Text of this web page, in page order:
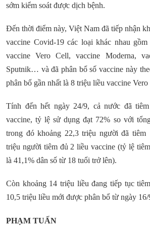
sớm kiểm soát được dịch bệnh.
Đến thời điểm này, Việt Nam đã tiếp nhận
vaccine Covid-19 các loại khác nhau gồm
vaccine Vero Cell, vaccine Moderna,
Sputnik… và đã phân bổ số vaccine này
phân bổ gần nhất là 8 triệu liều vaccine
Tính đến hết ngày 24/9, cả nước đã
vaccine, tỷ lệ sử dụng đạt 72% so với
trong đó khoảng 22,3 triệu người đã tiêm
triệu người tiêm đủ 2 liều vaccine (tỷ lệ
là 41,1% dân số từ 18 tuổi trở lên).
Còn khoảng 14 triệu liều đang tiếp tục
10,5 triệu liều mới được phân bổ từ ngày 16/
PHẠM TUẤN